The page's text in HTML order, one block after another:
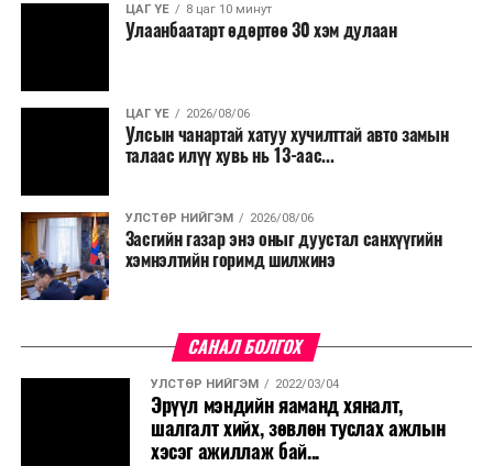
ЦАГ ҮЕ 8 цаг 10 минут
Улаанбаатарт өдөртөө 30 хэм дулаан
ЦАГ ҮЕ 2026/08/06
Улсын чанартай хатуу хучилттай авто замын
талаас илүү хувь нь 13-аас...
УЛСТӨР НИЙГЭМ 2026/08/06
Засгийн газар энэ оныг дуустал санхүүгийн
хэмнэлтийн горимд шилжинэ
САНАЛ БОЛГОХ
УЛСТӨР НИЙГЭМ 2022/03/04
Эрүүл мэндийн яаманд хяналт,
шалгалт хийх, зөвлөн туслах ажлын
хэсэг ажиллаж бай...